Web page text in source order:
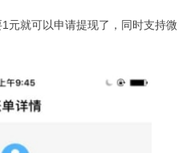
元就可以申请提现了，同时支持微